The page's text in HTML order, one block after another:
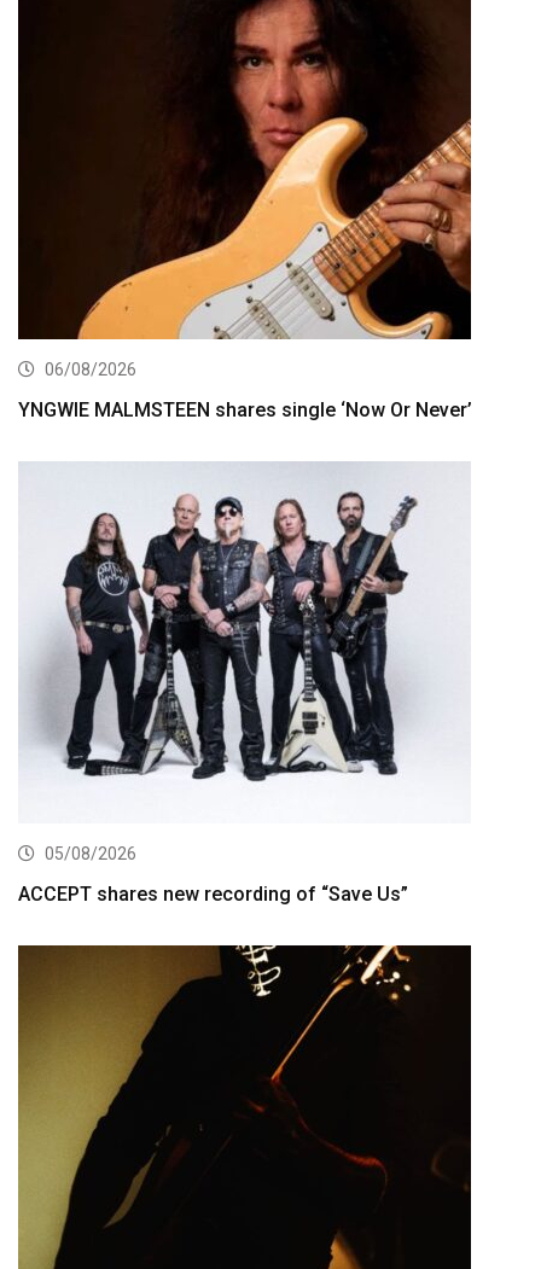
06/08/2026
YNGWIE MALMSTEEN shares single ‘Now Or Never’
05/08/2026
ACCEPT shares new recording of “Save Us”